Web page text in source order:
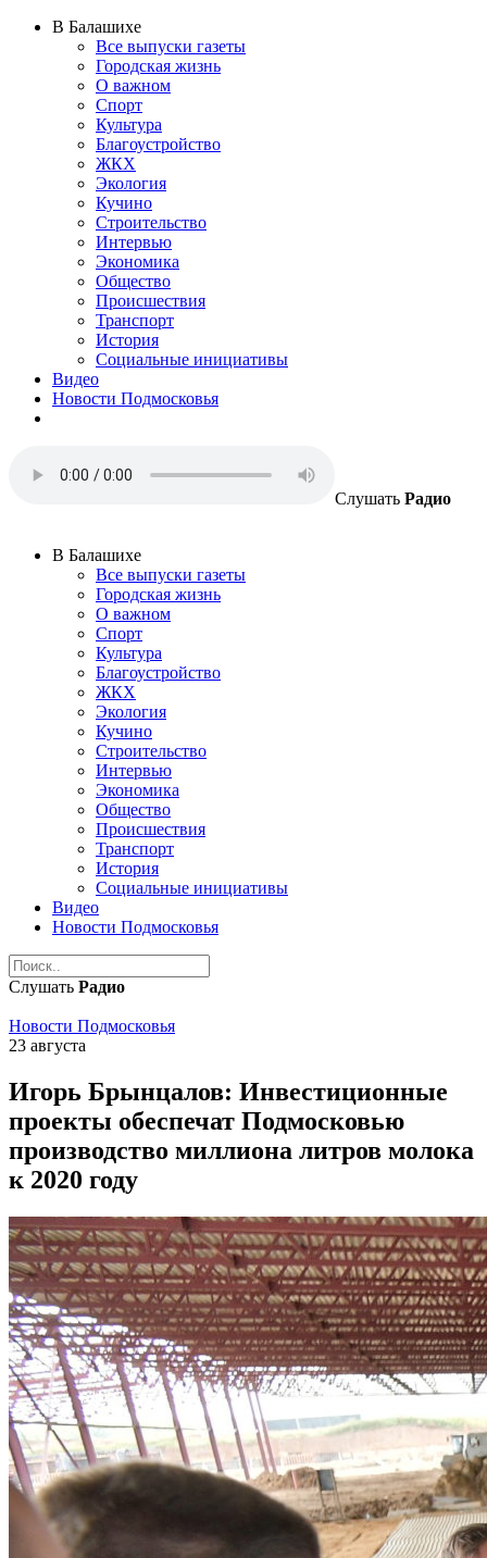
В Балашихе
Все выпуски газеты
Городская жизнь
О важном
Спорт
Культура
Благоустройство
ЖКХ
Экология
Кучино
Строительство
Интервью
Экономика
Общество
Происшествия
Транспорт
История
Социальные инициативы
Видео
Новости Подмосковья
Слушать Радио
В Балашихе
Все выпуски газеты
Городская жизнь
О важном
Спорт
Культура
Благоустройство
ЖКХ
Экология
Кучино
Строительство
Интервью
Экономика
Общество
Происшествия
Транспорт
История
Социальные инициативы
Видео
Новости Подмосковья
Слушать Радио
Новости Подмосковья
23 августа
Игорь Брынцалов: Инвестиционные
проекты обеспечат Подмосковью
производство миллиона литров молока
к 2020 году